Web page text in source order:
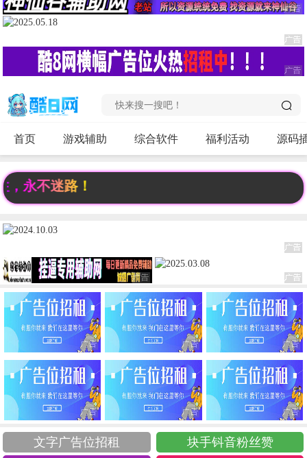
首页 游戏辅助 综合软件 福利活动 源码
迷路！
文字广告位招租
块手钭音粉丝赞